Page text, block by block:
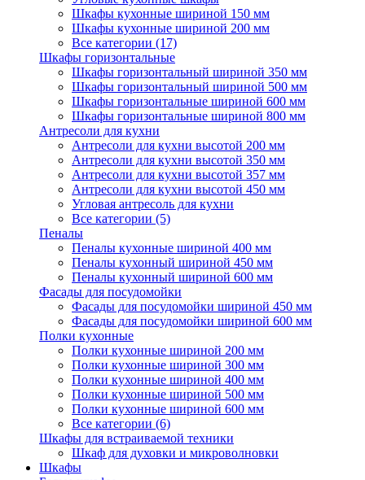
Шкафы кухонные шириной 150 мм
Шкафы кухонные шириной 200 мм
Все категории (17)
Шкафы горизонтальные
Шкафы горизонтальный шириной 350 мм
Шкафы горизонтальный шириной 500 мм
Шкафы горизонтальные шириной 600 мм
Шкафы горизонтальные шириной 800 мм
Антресоли для кухни
Антресоли для кухни высотой 200 мм
Антресоли для кухни высотой 350 мм
Антресоли для кухни высотой 357 мм
Антресоли для кухни высотой 450 мм
Угловая антресоль для кухни
Все категории (5)
Пеналы
Пеналы кухонные шириной 400 мм
Пеналы кухонный шириной 450 мм
Пеналы кухонный шириной 600 мм
Фасады для посудомойки
Фасады для посудомойки шириной 450 мм
Фасады для посудомойки шириной 600 мм
Полки кухонные
Полки кухонные шириной 200 мм
Полки кухонные шириной 300 мм
Полки кухонные шириной 400 мм
Полки кухонные шириной 500 мм
Полки кухонные шириной 600 мм
Все категории (6)
Шкафы для встраиваемой техники
Шкаф для духовки и микроволновки
Шкафы